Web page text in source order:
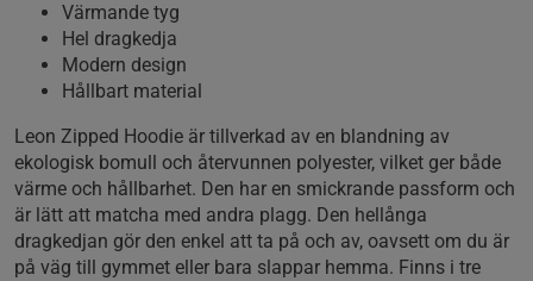
Värmande tyg
Hel dragkedja
Modern design
Hållbart material
Leon Zipped Hoodie är tillverkad av en blandning av
ekologisk bomull och återvunnen polyester, vilket ger både
värme och hållbarhet. Den har en smickrande passform och
är lätt att matcha med andra plagg. Den hellånga
dragkedjan gör den enkel att ta på och av, oavsett om du är
på väg till gymmet eller bara slappar hemma. Finns i tre